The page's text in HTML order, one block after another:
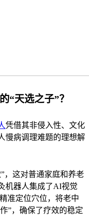
“天选之子”？
凭借其非侵入性、文化
慢病调理难题的理想解
，这对普通家庭和养老
机器人集成了AI视觉
准定位穴位，将老中
”，确保了疗效的稳定